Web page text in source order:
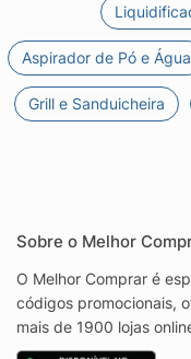
Aspirador de Pó e Água
Grill e Sanduicheira
Sobre o Melhor
O Melhor Comprar é
códigos promocionais,
mais de 1900 lojas